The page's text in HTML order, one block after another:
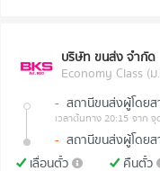
บริษัท ขนส่ง จำกัด
Economy Class (
- สถานีขนส่งผู้โดย
เวลาต้นทาง 20:15 จาก
- สถานีขนส่งผู้โดย
เลื่อนตั๋ว
คืนตั๋ว